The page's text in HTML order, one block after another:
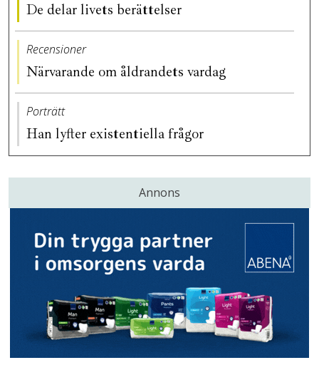
De delar livets berättelser
Recensioner
Närvarande om åldrandets vardag
Porträtt
Han lyfter existentiella frågor
Annons